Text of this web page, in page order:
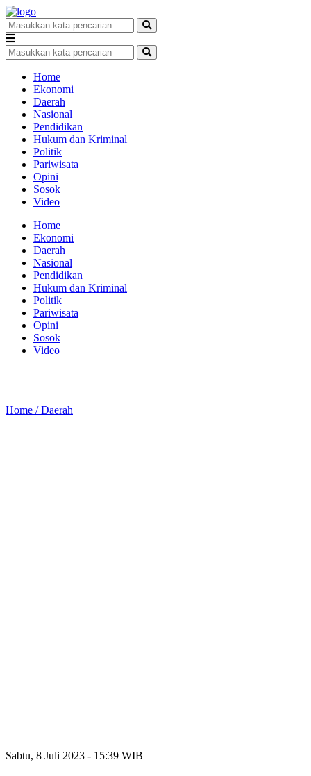
Home
Ekonomi
Daerah
Nasional
Pendidikan
Hukum dan Kriminal
Politik
Pariwisata
Opini
Sosok
Video
Home
Ekonomi
Daerah
Nasional
Pendidikan
Hukum dan Kriminal
Politik
Pariwisata
Opini
Sosok
Video
Home /Daerah
Sabtu, 8 Juli 2023 - 15:39 WIB